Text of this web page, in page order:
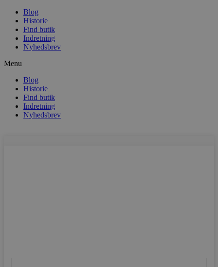
Blog
Historie
Find butik
Indretning
Nyhedsbrev
Menu
Blog
Historie
Find butik
Indretning
Nyhedsbrev